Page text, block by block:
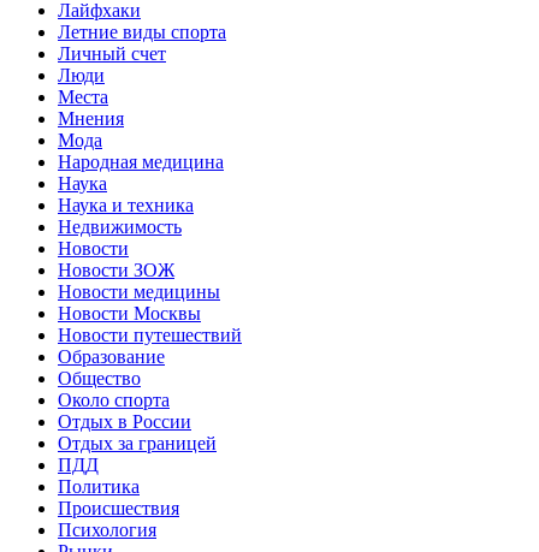
Лайфхаки
Летние виды спорта
Личный счет
Люди
Места
Мнения
Мода
Народная медицина
Наука
Наука и техника
Недвижимость
Новости
Новости ЗОЖ
Новости медицины
Новости Москвы
Новости путешествий
Образование
Общество
Около спорта
Отдых в России
Отдых за границей
ПДД
Политика
Происшествия
Психология